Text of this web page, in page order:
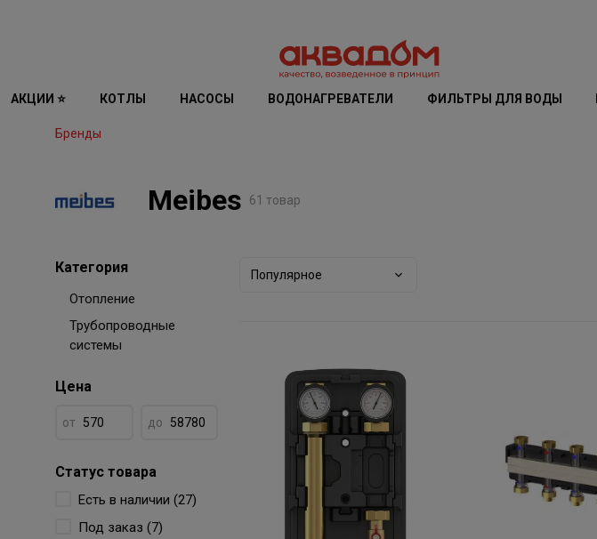
АКЦИИ ⭐ КОТЛЫ НАСОСЫ ВОДОНАГРЕВАТЕЛИ ФИЛЬТРЫ ДЛЯ ВОДЫ
Бренды
Meibes 61 товар
Категория
Отопление
Трубопроводные
системы
Цена
от до
Статус товара
Есть в наличии (27)
Под заказ (7)
Популярное